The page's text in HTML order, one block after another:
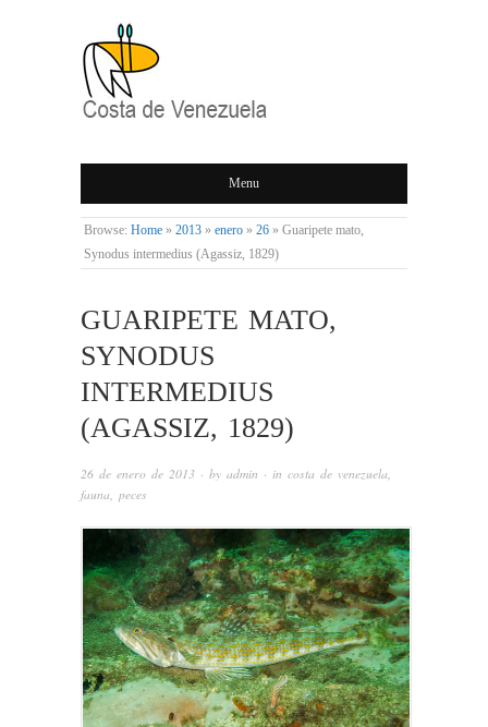
COSTA DE
VENEZUELA
Menu
Browse: Home » 2013 » enero » 26 » Guaripete mato,
Synodus intermedius (Agassiz, 1829)
GUARIPETE MATO,
SYNODUS
INTERMEDIUS
(AGASSIZ, 1829)
26 de enero de 2013 · by admin · in costa de venezuela
fauna peces